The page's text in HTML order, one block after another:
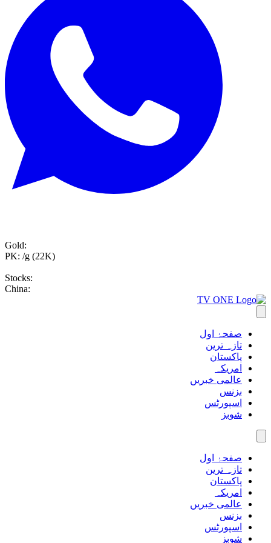
Gold:
PK: /g (22K)
Stocks:
China:
صفحۂ اول
تازہ ترین
پاکستان
امریکہ
عالمی خبریں
بزنس
اسپورٹس
شوبز
صفحۂ اول
تازہ ترین
پاکستان
امریکہ
عالمی خبریں
بزنس
اسپورٹس
شوبز